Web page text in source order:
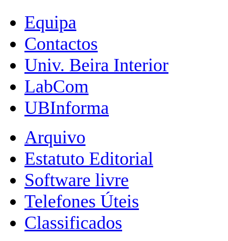
Equipa
Contactos
Univ. Beira Interior
LabCom
UBInforma
Arquivo
Estatuto Editorial
Software livre
Telefones Úteis
Classificados